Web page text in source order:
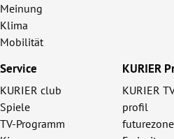
Meinung
Klima
Mobilität
Service
KURIER club
Spiele
TV-Programm
KURIER
KURIER
profil
futurezone